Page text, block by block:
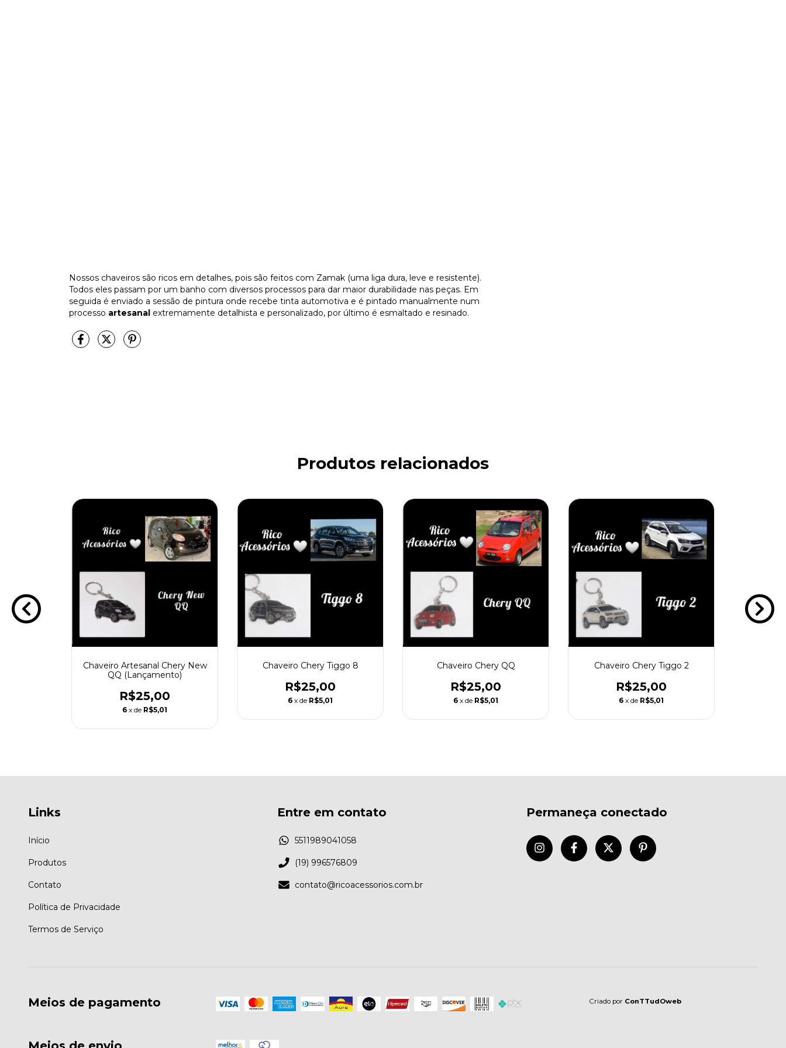
Nossos chaveiros são ricos em detalhes, pois são feitos com Zamak (uma liga dura, leve e resistente).
Todos eles passam por um banho com diversos processos para dar maior durabilidade nas peças. Em
seguida é enviado a sessão de pintura onde recebe tinta automotiva e é pintado manualmente num
processo artesanal extremamente detalhista e personalizado, por último é esmaltado e resinado.
Produtos relacionados
Chaveiro Artesanal Chery New
QQ (Lançamento)
R$25,00
6 x de R$5,01
Chaveiro Chery Tiggo 8
R$25,00
6 x de R$5,01
Chaveiro Chery QQ
R$25,00
6 x de R$5,01
Chaveiro Chery Tiggo 2
R$25,00
6 x de R$5,01
Links
Início
Produtos
Contato
Política de Privacidade
Termos de Serviço
Entre em contato
5511989041058
(19) 996576809
contato@ricoacessorios.com.br
Permaneça conectado
Meios de pagamento Criado por ConTTudOweb